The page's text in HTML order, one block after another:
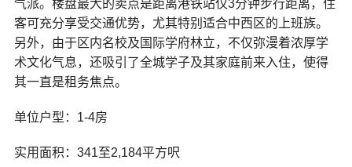
气派。楼盘最大的卖点是距离港铁站仅3分钟步行距离，住
客可充分享受交通优势，尤其特别适合中西区的上班族。
另外，由于区内名校及国际学府林立，不仅弥漫着浓厚学
术文化气息，还吸引了全城学子及其家庭前来入住，使得
其一直是租务焦点。
单位户型：1-4房
实用面积：341至2,184平方呎